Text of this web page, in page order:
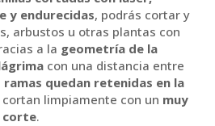
y endurecidas, podrás cortar y
arbustos u otras plantas con
a la geometría de la
con una distancia entre
ramas quedan retenidas en la
cortan limpiamente con un muy
corte.